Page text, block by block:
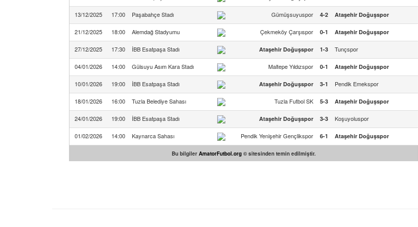
13/12/2025 17:00 Paşabahçe Stadı Gümüşsuyuspor 4-2 Ataşehir Doğuşspor
21/12/2025 18:00 Alemdağ Stadyumu Çekmeköy Çarşıspor 0-1 Ataşehir Doğuşspor
27/12/2025 17:30 İBB Esatpaşa Stadı Ataşehir Doğuşspor 1-3 Tunçspor
04/01/2026 14:00 Gülsuyu Asım Kara Stadı Maltepe Yıldızspor 0-1 Ataşehir Doğuşspor
10/01/2026 19:00 İBB Esatpaşa Stadı Ataşehir Doğuşspor 3-1 Pendik Emekspor
18/01/2026 16:00 Tuzla Belediye Sahası Tuzla Futbol SK 5-3 Ataşehir Doğuşspor
24/01/2026 19:00 İBB Esatpaşa Stadı Ataşehir Doğuşspor 3-3 Koşuyoluspor
01/02/2026 14:00 Kaynarca Sahası Pendik Yenişehir Gençlikspor 6-1 Ataşehir Doğuşspor
Bu bilgiler AmatorFutbol.org © sitesinden temin edilmiştir.